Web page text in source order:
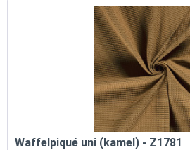
Waffelpiqué uni (kamel) - Z1781